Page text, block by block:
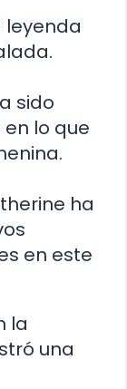
leyenda
sido
lo que
ha
en este
la
una